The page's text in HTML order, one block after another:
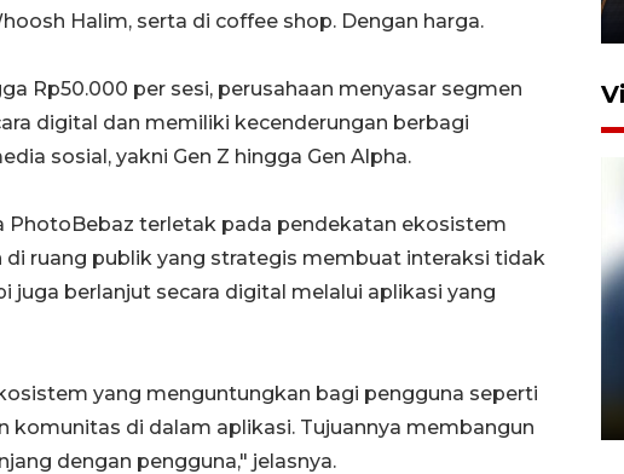
Halim, serta di coffee shop. Dengan harga.
Rp50.000 per sesi, perusahaan menyasar segmen
digital dan memiliki kecenderungan berbagi
sosial, yakni Gen Z hingga Gen Alpha.
PhotoBebaz terletak pada pendekatan ekosistem
di ruang publik yang strategis membuat interaksi tidak
juga berlanjut secara digital melalui aplikasi yang
yang menguntungkan bagi pengguna seperti
komunitas di dalam aplikasi. Tujuannya membangun
dengan pengguna," jelasnya.
12 Juni 2026 18:49
1 Juni 2026 05:47